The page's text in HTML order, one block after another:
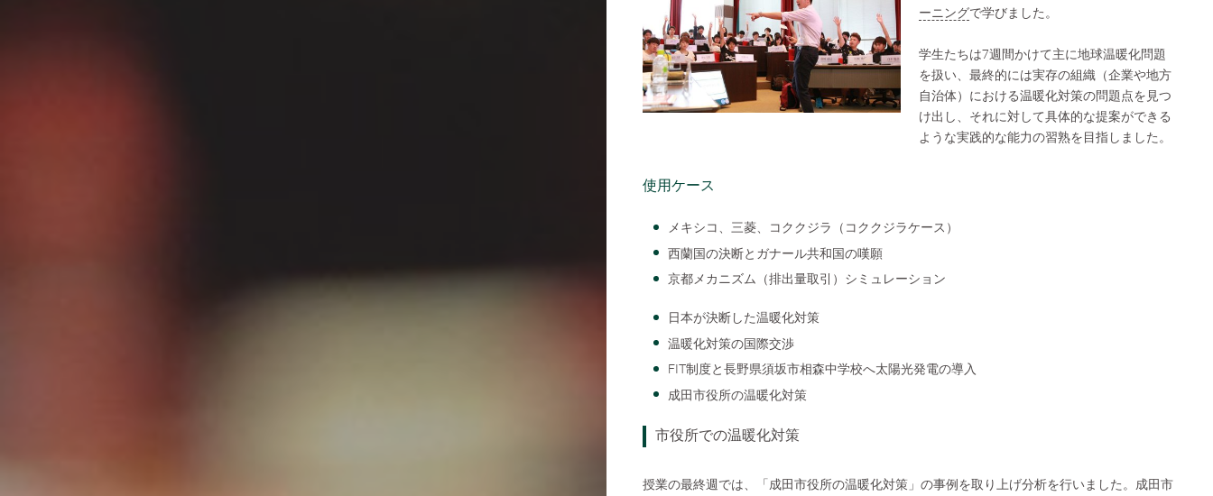
ーニングで学びました。
学生たちは7週間かけて主に地球温暖化問題
を扱い、最終的には実存の組織（企業や地方
自治体）における温暖化対策の問題点を見つ
け出し、それに対して具体的な提案ができる
ような実践的な能力の習熟を目指しました。
使用ケース
メキシコ、三菱、コククジラ（コククジラケース）
西蘭国の決断とガナール共和国の嘆願
京都メカニズム（排出量取引）シミュレーション
日本が決断した温暖化対策
温暖化対策の国際交渉
FIT制度と長野県須坂市相森中学校へ太陽光発電の導入
成田市役所の温暖化対策
市役所での温暖化対策
授業の最終週では、「成田市役所の温暖化対策」の事例を取り上げ分析を行いました。成田市